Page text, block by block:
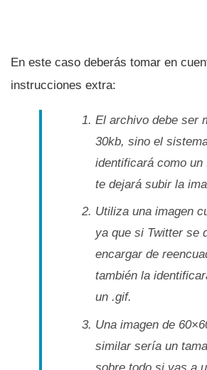
En este caso deberás tomar en
instrucciones extra:
El archivo debe ser
30kb, sino el
identificará como un
te dejará subir la
Utiliza una imagen
ya que si Twitter se
encargar de
también la
un .gif.
Una imagen de
similar serí­a un
sobre todo si vas a